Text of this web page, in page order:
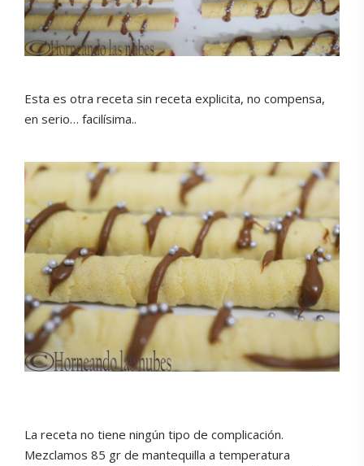
Esta es otra receta sin receta explicita, no compensa,
en serio… facilísima..
La receta no tiene ningún tipo de complicación.
Mezclamos 85 gr de mantequilla a temperatura